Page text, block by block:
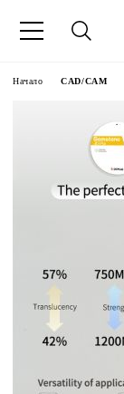
Начало CAD/CAM